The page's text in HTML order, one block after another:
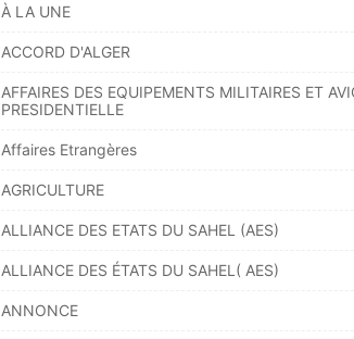
À LA UNE
ACCORD D'ALGER
AFFAIRES DES EQUIPEMENTS MILITAIRES ET
PRESIDENTIELLE
Affaires Etrangères
AGRICULTURE
ALLIANCE DES ETATS DU SAHEL (AES)
ALLIANCE DES ÉTATS DU SAHEL( AES)
ANNONCE